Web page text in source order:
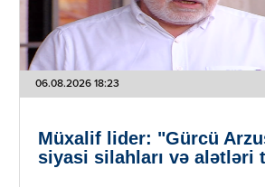
06.08.2026 18:23
Müxalif lider: "Gürcü
siyasi silahları və alətləri